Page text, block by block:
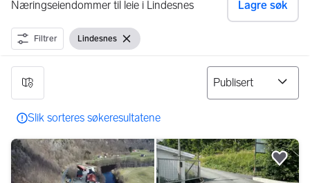
Næringseiendommer til leie i Lindesnes Lagre søk
Filtrer Vis filter
Lindesnes Fjern filter
9 resultater
Slik sorteres søkeresultatene